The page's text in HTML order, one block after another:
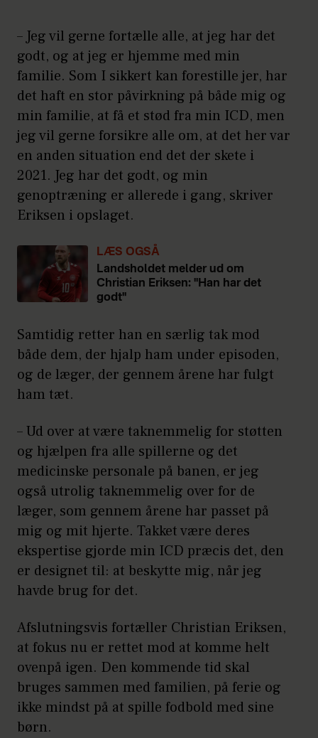
– Jeg vil gerne fortælle alle, at jeg har det
godt, og at jeg er hjemme med min
familie. Som I sikkert kan forestille jer, har
det haft en stor påvirkning på både mig og
min familie, at få et stød fra min ICD, men
jeg vil gerne forsikre alle om, at det her var
en anden situation end det der skete i
2021. Jeg har det godt, og min
genoptræning er allerede i gang, skriver
Eriksen i opslaget.
LÆS OGSÅ
Landsholdet melder ud om
Christian Eriksen: "Han har det
godt"
Samtidig retter han en særlig tak mod
både dem, der hjalp ham under episoden,
og de læger, der gennem årene har fulgt
ham tæt.
– Ud over at være taknemmelig for støtten
og hjælpen fra alle spillerne og det
medicinske personale på banen, er jeg
også utrolig taknemmelig over for de
læger, som gennem årene har passet på
mig og mit hjerte. Takket være deres
ekspertise gjorde min ICD præcis det, den
er designet til: at beskytte mig, når jeg
havde brug for det.
Afslutningsvis fortæller Christian Eriksen,
at fokus nu er rettet mod at komme helt
ovenpå igen. Den kommende tid skal
bruges sammen med familien, på ferie og
ikke mindst på at spille fodbold med sine
børn.